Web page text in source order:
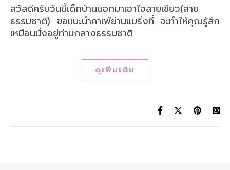
สวัสดีครับวันนี้เด็กบ้านนอกมาเอาใจสายเขียว(สาย
ธรรมชาติ) ขอแนะนำคาเฟ่ย่านแบริ่งที่ จะทำให้คุณรู้สึก
เหมือนนั่งอยู่ท่ามกลางธรรมชาติ
ดูเพิ่มเติม